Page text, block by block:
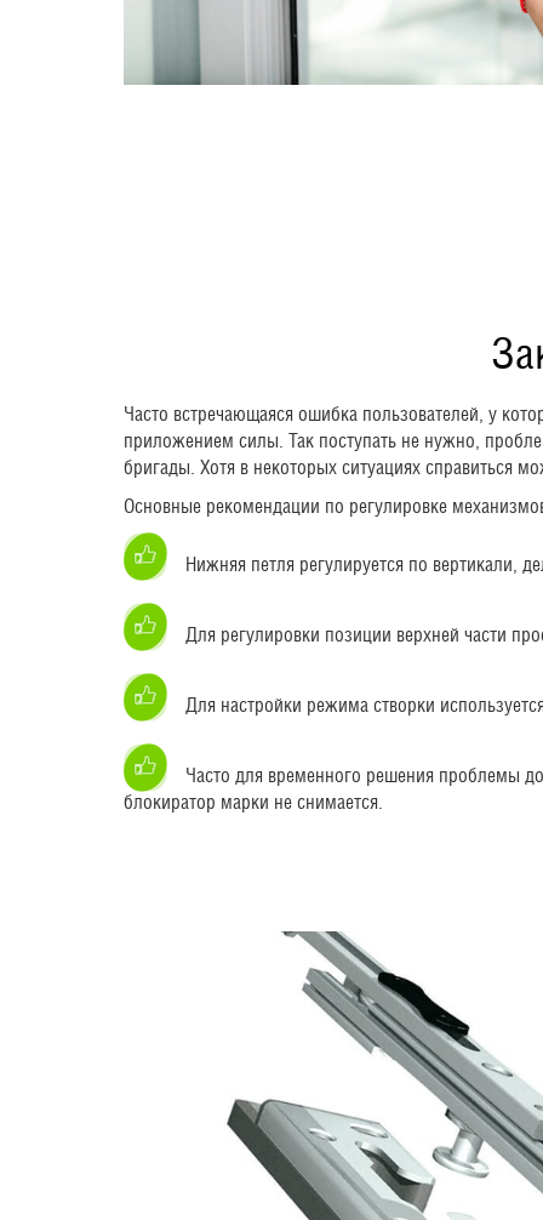
Часто встречающаяся ошибка пользователей, у
приложением силы. Так поступать не нужно,
бригады. Хотя в некоторых ситуациях справиться
Основные рекомендации по регулировке
Нижняя петля регулируется по вертикали,
Для регулировки позиции верхней части
Для настройки режима створки
Часто для временного решения проблемы
блокиратор марки не снимается.